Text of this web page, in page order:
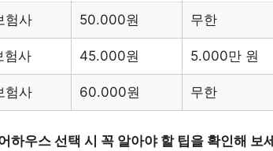
험사 50.000원 무한
험사 45.000원 5.000만 원
험사 60.000원 무한
하우스 선택 시 꼭 알아야 할 팁을 확인해 보